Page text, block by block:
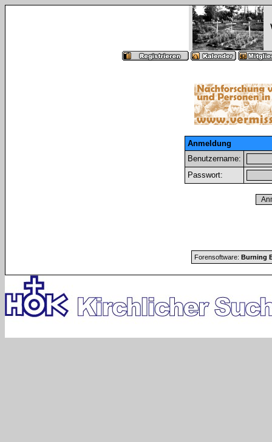
Anmeldung
Benutzername:
Passwort:
Forensoftware: Burning